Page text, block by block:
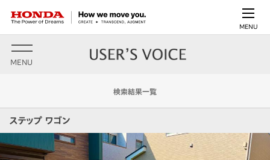
MENU
MENU
検索結果一覧
ステップ ワゴン